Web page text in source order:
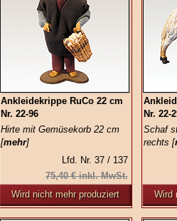
Ankleidekrippe RuCo 22 cm
Nr. 22-96
Hirte mit Gemüsekorb 22 cm
[mehr]
Lfd. Nr. 37 / 137
75,40 € inkl. MwSt.
Wird nicht mehr produziert
Nr. 22-
Schaf
rechts [
Wird